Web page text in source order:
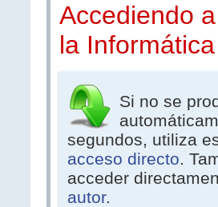
Accediendo
la Informática
Si no se
segundos, utiliza
acceso directo.
acceder
autor.